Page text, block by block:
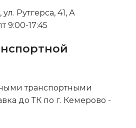
Рутгерса, 41, А
9:00-17:45
транспортными
до ТК по г. Кемерово -